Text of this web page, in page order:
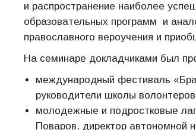
и распространение наиболее
образовательных программ и
православного вероучения и
На семинаре докладчиками был
международный фестиваль
руководители школы
молодежные и подростковые
Поваров, директор автономной